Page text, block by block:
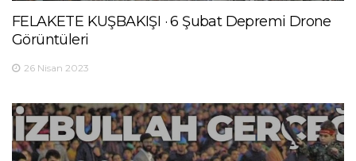
FELAKETE KUŞBAKIŞI · 6 Şubat Depremi Drone
Görüntüleri
26 Nisan 2023